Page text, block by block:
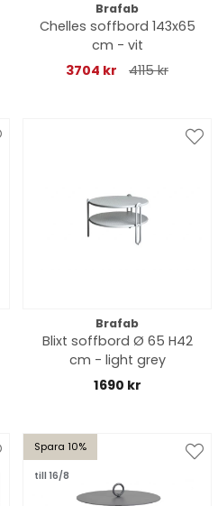
Brafab
Chelles soffbord 143x65
cm - vit
3704 kr
4115 kr
Brafab
Blixt soffbord Ø 65 H42
cm - light grey
1690 kr
Spara 10%
till 16/8